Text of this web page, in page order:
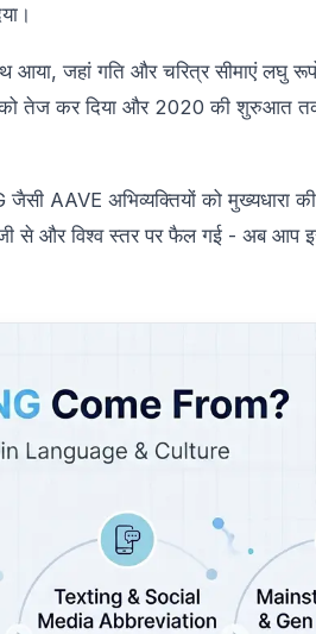
आया, जहां गति और चरित्र सीमाएं लघु
को तेज कर दिया और 2020 की
AAVE अभिव्यक्तियों को मुख्यधारा
से और विश्व स्तर पर फैल गई - अब आप इसे